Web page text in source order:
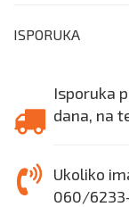
ISPORUKA
Isporuka
dana, na
Ukoliko
060/